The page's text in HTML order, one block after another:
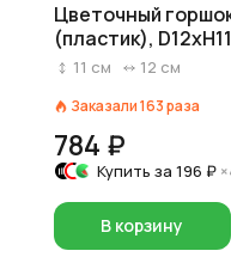
Цветочный
(пластик),
розовый
11 см 12 см
Заказали163раза
784 ₽
Купить за 196 ₽
В корзину